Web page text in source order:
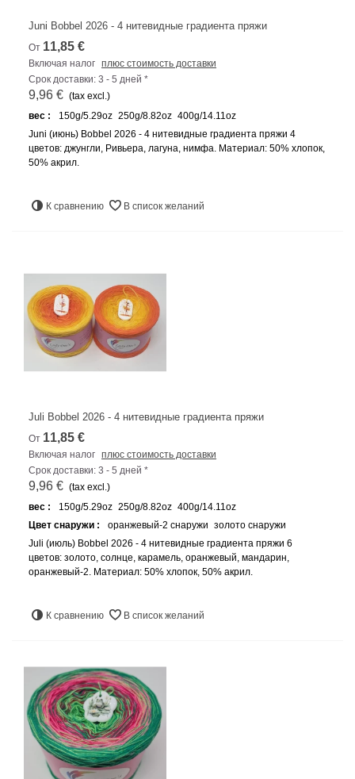
Juni Bobbel 2026 - 4 нитевидные градиента пряжи
От 11,85 €
Включая налог плюс стоимость доставки
Срок доставки: 3 - 5 дней *
9,96 € (tax excl.)
вес :
150g/5.29oz 250g/8.82oz 400g/14.11oz
Juni (июнь) Bobbel 2026 - 4 нитевидные градиента пряжи 4
цветов: джунгли, Ривьера, лагуна, нимфа. Материал: 50% хлопок,
50% акрил.
К сравнению В список желаний
Juli Bobbel 2026 - 4 нитевидные градиента пряжи
От 11,85 €
Включая налог плюс стоимость доставки
Срок доставки: 3 - 5 дней *
9,96 € (tax excl.)
вес :
150g/5.29oz 250g/8.82oz 400g/14.11oz
Цвет снаружи :
оранжевый-2 снаружи золото снаружи
Juli (июль) Bobbel 2026 - 4 нитевидные градиента пряжи 6
цветов: золото, солнце, карамель, оранжевый, мандарин,
оранжевый-2. Материал: 50% хлопок, 50% акрил.
К сравнению В список желаний